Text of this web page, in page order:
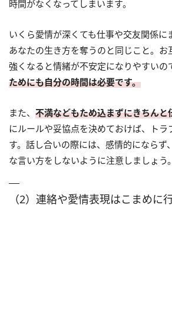
時間がなくなってしまいます。
いくら愛情が深くても仕事や交友関係に
あなたの生き方を奪うのと同じこと。お
強くなると情緒が不安定になりやすいの
ためにも自分の時間は必要です。
また、 不満などもため込まずにきちんと
にルールや妥協点を決めておけば、トラ
す。話し合いの際には、感情的にならず
な言い方をしないように注意しましょう。
（2）連絡や愛情表現はこまめに